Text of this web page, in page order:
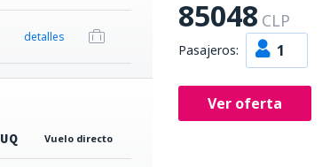
85048 CLP
Pasajeros: 1
Ver oferta
detalles
Vuelo directo